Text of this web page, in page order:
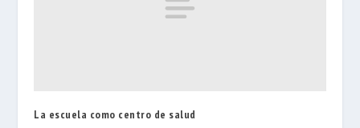
La escuela como centro de salud